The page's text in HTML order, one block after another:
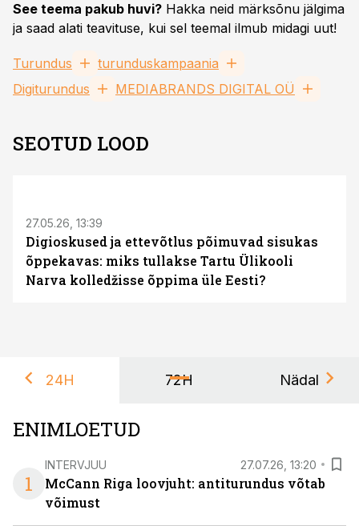
See teema pakub huvi? Hakka neid märksõnu jälgima
ja saad alati teavituse, kui sel teemal ilmub midagi uut!
Turundus
turunduskampaania
Digiturundus
MEDIABRANDS DIGITAL OÜ
SEOTUD LOOD
27.05.26, 13:39
Digioskused ja ettevõtlus põimuvad sisukas
õppekavas: miks tullakse Tartu Ülikooli
Narva kolledžisse õppima üle Eesti?
24H 72H Nädal
ENIMLOETUD
1
INTERVJUU 27.07.26, 13:20
McCann Riga loovjuht: antiturundus võtab
võimust